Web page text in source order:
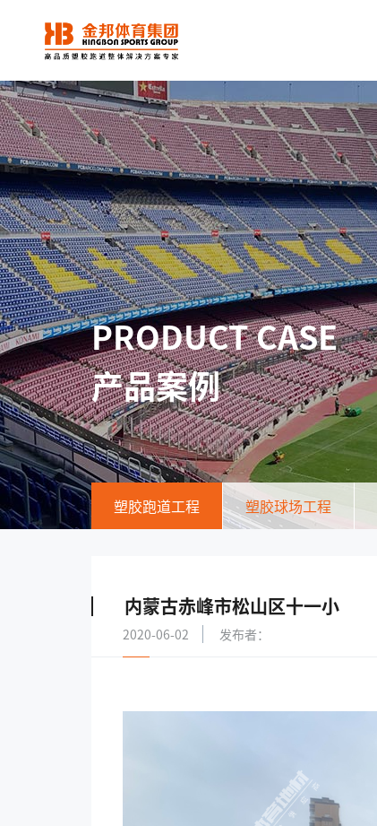
PRODUCT CASE
产品案例
塑胶跑道工程 塑胶球场工程
内蒙古赤峰市松山区十一小
2020-06-02 发布者：